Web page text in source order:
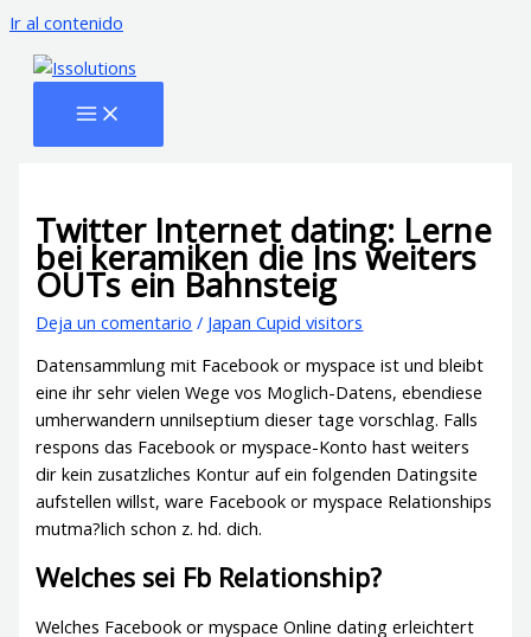
Ir al contenido
Twitter Internet dating: Lerne
bei keramiken die Ins weiters
OUTs ein Bahnsteig
Deja un comentario / Japan Cupid visitors
Datensammlung mit Facebook or myspace ist und bleibt
eine ihr sehr vielen Wege vos Moglich-Datens, ebendiese
umherwandern unnilseptium dieser tage vorschlag. Falls
respons das Facebook or myspace-Konto hast weiters
dir kein zusatzliches Kontur auf ein folgenden Datingsite
aufstellen willst, ware Facebook or myspace Relationships
mutma?lich schon z. hd. dich.
Welches sei Fb Relationship?
Welches Facebook or myspace Online dating erleichtert